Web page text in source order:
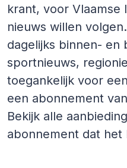
krant, voor Vlaamse
nieuws willen
dagelijks binnen- en
sportnieuws,
toegankelijk voor
een abonnement
Bekijk alle
abonnement dat het